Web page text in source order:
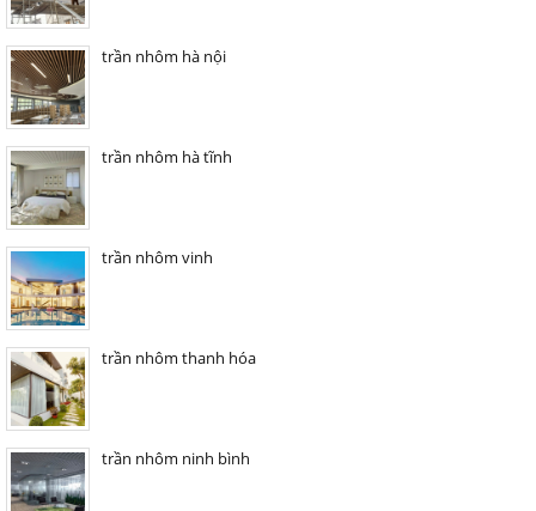
trần nhôm hà nội
trần nhôm hà tĩnh
trần nhôm vinh
trần nhôm thanh hóa
trần nhôm ninh bình